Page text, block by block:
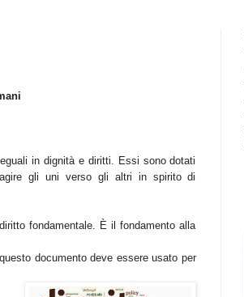
in dignità e diritti. Essi sono dotati
gli uni verso gli altri in spirito di
fondamentale. È il fondamento alla
documento deve essere usato per